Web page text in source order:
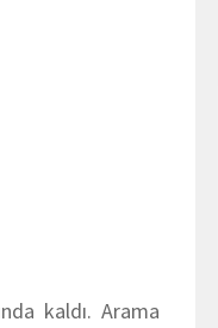
kaldı. Arama